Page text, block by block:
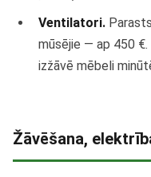
Ventilatori.
mūsējie — ap 450
izžāvē mēbeli
Žāvēšana,